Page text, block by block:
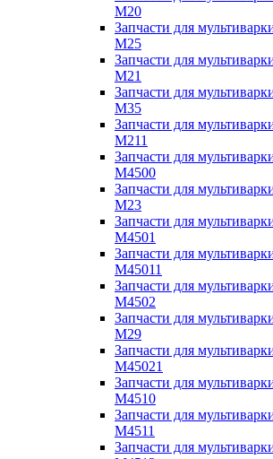
M20
Запчасти для
M25
Запчасти для
M21
Запчасти для
M35
Запчасти для
M211
Запчасти для
M4500
Запчасти для
M23
Запчасти для
M4501
Запчасти для
M45011
Запчасти для
M4502
Запчасти для
M29
Запчасти для
M45021
Запчасти для
M4510
Запчасти для
M4511
Запчасти для